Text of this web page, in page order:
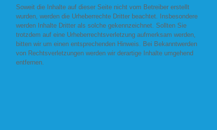
Soweit die Inhalte auf dieser Seite nicht vom Betreiber erstellt
wurden, werden die Urheberrechte Dritter beachtet. Insbesondere
werden Inhalte Dritter als solche gekennzeichnet. Sollten Sie
trotzdem auf eine Urheberrechtsverletzung aufmerksam werden,
bitten wir um einen entsprechenden Hinweis. Bei Bekanntwerden
von Rechtsverletzungen werden wir derartige Inhalte umgehend
entfernen.